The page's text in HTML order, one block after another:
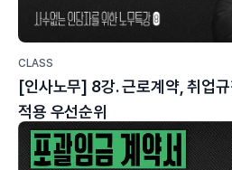
CLASS
[인사노무] 8강. 근로계약, 취업
적용 우선순위